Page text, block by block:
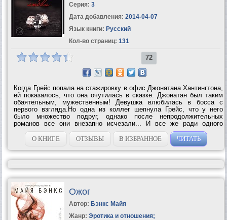
Серия: 3
Дата добавления: 2014-04-07
Язык книги: Русский
Кол-во страниц: 131
72
Когда Грейс попала на стажировку в офис Джонатана Хантингтона,
ей показалось, что она очутилась в сказке. Джонатан был таким
обаятельным, мужественным! Девушка влюбилась в босса с
первого взгляда.Но одна из коллег шепнула Грейс, что у него
было множество подруг, однако после непродолжительных
романов все они внезапно исчезали... И все же ради одного
страстного взгляда шефа Грейс готова на все.И вот наконец она
привлекла его внимание....
О КНИГЕ ОТЗЫВЫ В ИЗБРАННОЕ ЧИТАТЬ
Ожог
Автор: Бэнкс Майя
Жанр: Эротика и отношения;